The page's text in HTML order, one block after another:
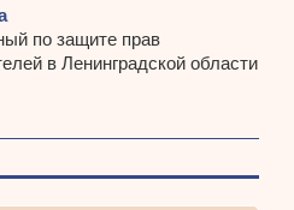
по защите прав
в Ленинградской области